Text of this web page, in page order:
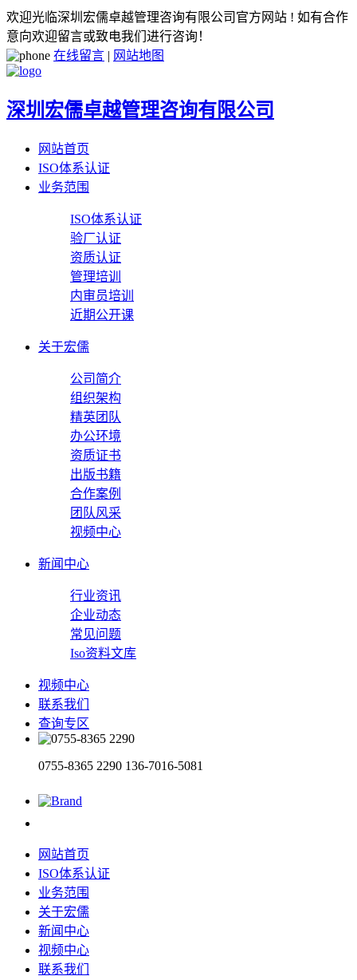
欢迎光临深圳宏儒卓越管理咨询有限公司官方网站 ! 如有合作
意向欢迎留言或致电我们进行咨询！
在线留言 | 网站地图
深圳宏儒卓越管理咨询有限公司
网站首页
ISO体系认证
业务范围
ISO体系认证
验厂认证
资质认证
管理培训
内审员培训
近期公开课
关于宏儒
公司简介
组织架构
精英团队
办公环境
资质证书
出版书籍
合作案例
团队风采
视频中心
新闻中心
行业资讯
企业动态
常见问题
Iso资料文库
视频中心
联系我们
查询专区
0755-8365 2290 136-7016-5081
网站首页
ISO体系认证
业务范围
关于宏儒
新闻中心
视频中心
联系我们